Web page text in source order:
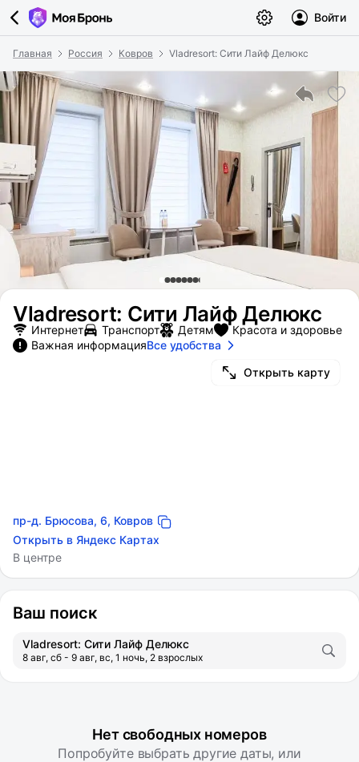
Войти
Главная Россия Ковров Vladresort: Сити Лайф Делюкс
Vladresort: Сити Лайф Делюкс
Открыть карту
пр-д. Брюсова, 6, Ковров
Открыть в Яндекс Картах
В центре
Интернет Транспорт Детям
Красота и здоровье
Важная информацияВсе удобства
Ваш поиск
Vladresort: Сити Лайф Делюкс
8 авг, сб - 9 авг, вс, 1 ночь, 2 взрослых
Нет свободных номеров
Попробуйте выбрать другие даты, или